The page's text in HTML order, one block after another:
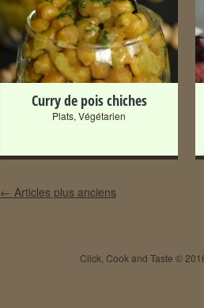
+
Curry de pois chiches
Plats, Végétarien
← Articles plus anciens
Click, Cook and Taste ©